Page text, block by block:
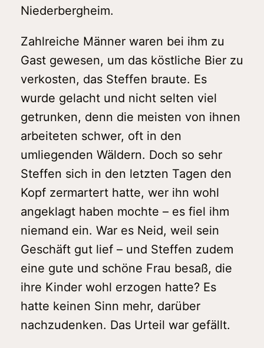
Niederbergheim.
Zahlreiche Männer waren bei ihm zu
Gast gewesen, um das köstliche Bier zu
verkosten, das Steffen braute. Es
wurde gelacht und nicht selten viel
getrunken, denn die meisten von ihnen
arbeiteten schwer, oft in den
umliegenden Wäldern. Doch so sehr
Steffen sich in den letzten Tagen den
Kopf zermartert hatte, wer ihn wohl
angeklagt haben mochte – es fiel ihm
niemand ein. War es Neid, weil sein
Geschäft gut lief – und Steffen zudem
eine gute und schöne Frau besaß, die
ihre Kinder wohl erzogen hatte? Es
hatte keinen Sinn mehr, darüber
nachzudenken. Das Urteil war gefällt.